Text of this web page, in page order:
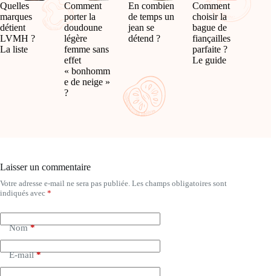
Quelles
marques
détient
LVMH ?
La liste
Comment
porter la
doudoune
légère
femme sans
effet
« bonhomm
e de neige »
?
En combien
de temps un
jean se
détend ?
Comment
choisir la
bague de
fiançailles
parfaite ?
Le guide
Laisser un commentaire
Votre adresse e-mail ne sera pas publiée. Les champs obligatoires sont
indiqués avec *
Nom*
E-mail*
A
l
r
n